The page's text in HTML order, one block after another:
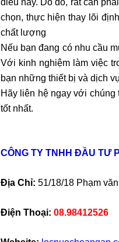
điều này. Do đó, rất cần
chọn, thực hiện thay lõi
chất lượng
Nếu bạn đang có nhu cầu
Với kinh nghiệm làm việc
bạn những thiết bị và dịch
Hãy liên hệ ngay với
tốt nhất.
CÔNG TY TNHH ĐẦU TƯ
Địa Chỉ: 51/18/18 Phạm
Điện Thoại: 08.98412526